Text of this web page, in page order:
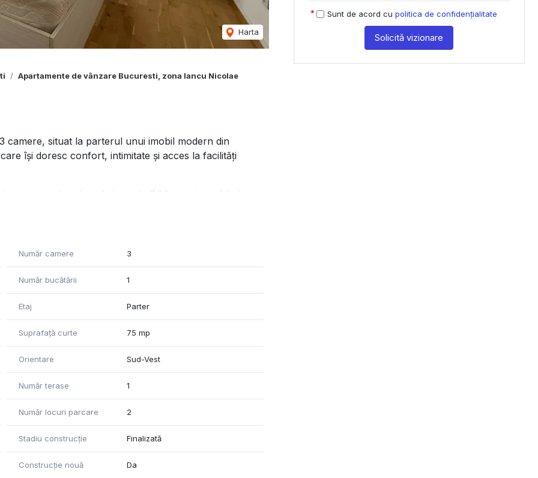
Harta
Apartamente de vânzare Bucuresti, zona Iancu Nicolae
situat la parterul unui imobil modern din
își doresc confort, intimitate și acces la facilități
timpului liber sau momente petrecute alături de
investiție, într-una dintre cele mai căutate zone din
Număr camere 3
Număr bucătării 1
Etaj Parter
Suprafață curte 75 mp
Orientare Sud-Vest
Număr terase 1
Număr locuri parcare 2
Stadiu construcție Finalizată
Construcție nouă Da
Sunt de acord cu politica de confidențialitate
Solicită vizionare